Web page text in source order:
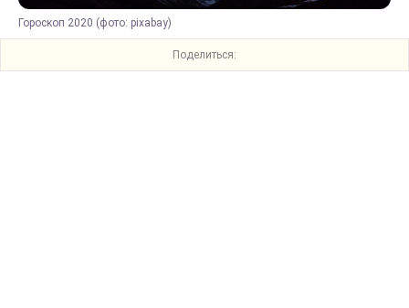
Гороскоп 2020 (фото: pixabay)
Поделиться: